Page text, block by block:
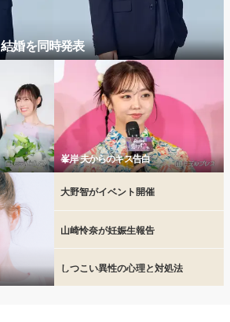
婚を同時発表
峯岸 夫からのキス告白
大野智がイベント開催
山崎怜奈が妊娠生報告
しつこい異性の心理と対処法